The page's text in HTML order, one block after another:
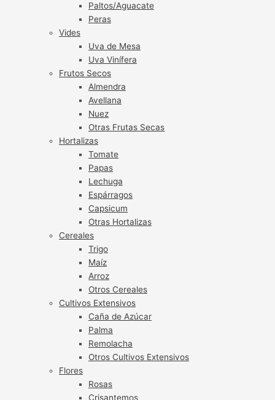
Paltos/Aguacate
Peras
Vides
Uva de Mesa
Uva Vinífera
Frutos Secos
Almendra
Avellana
Nuez
Otras Frutas Secas
Hortalizas
Tomate
Papas
Lechuga
Espárragos
Capsicum
Otras Hortalizas
Cereales
Trigo
Maíz
Arroz
Otros Cereales
Cultivos Extensivos
Caña de Azúcar
Palma
Remolacha
Otros Cultivos Extensivos
Flores
Rosas
Crisantemos